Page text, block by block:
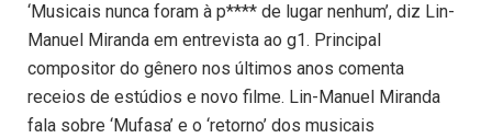
‘Musicais nunca foram à p**** de lugar nenhum’, diz Lin-
Manuel Miranda em entrevista ao g1. Principal
compositor do gênero nos últimos anos comenta
receios de estúdios e novo filme. Lin-Manuel Miranda
fala sobre ‘Mufasa’ e o ‘retorno’ dos musicais